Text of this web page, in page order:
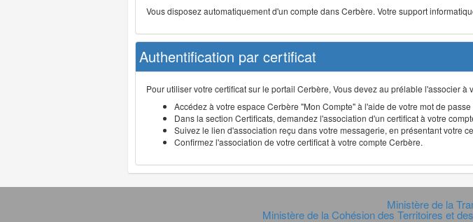
Vous disposez automatiquement d'un compte dans Cerbère. Votre support
Authentification par certificat
Pour utiliser votre certificat sur le portail Cerbère, Vous devez au prélable l'associer à
Accédez à votre espace Cerbère "Mon Compte" à l'aide de votre mot de
Dans la section Certificats, demandez l'association d'un certificat à votre
Suivez le lien d'association reçu dans votre messagerie, en présentant votre
Confirmez l'association de votre certificat à votre compte Cerbère.
Ministère de la
Ministère de la Cohésion des Territoires et